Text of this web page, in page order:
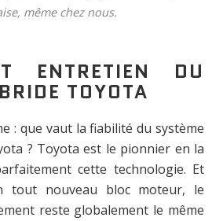
même chez nous.
ENTRETIEN DU
TOYOTA
: que vaut la fiabilité du système
? Toyota est le pionnier en la
cette technologie. Et
tout nouveau bloc moteur, le
reste globalement le même